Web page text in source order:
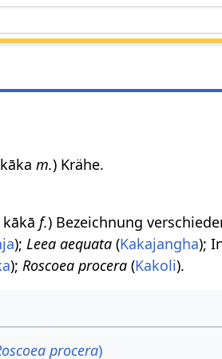
m.) Krähe.
kākā f.) Bezeichnung
); Leea aequata (Kakajangha);
); Roscoea procera (Kakoli).
procera)